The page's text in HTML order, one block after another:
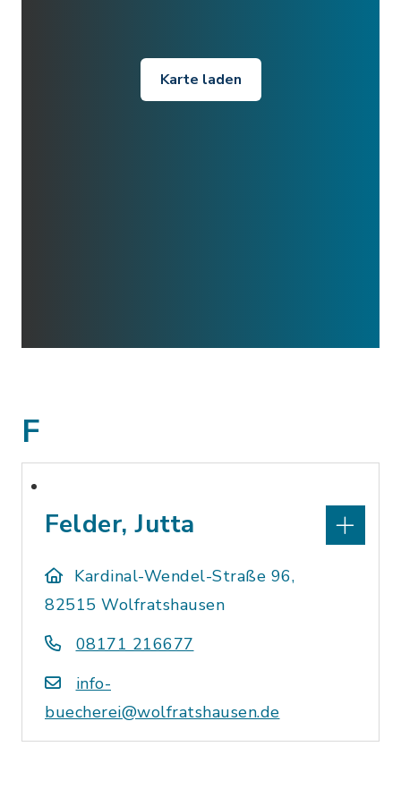
Karte laden
F
Felder, Jutta
Kardinal-Wendel-Straße 96,
82515 Wolfratshausen
08171 216677
info-
buecherei@wolfratshausen.de